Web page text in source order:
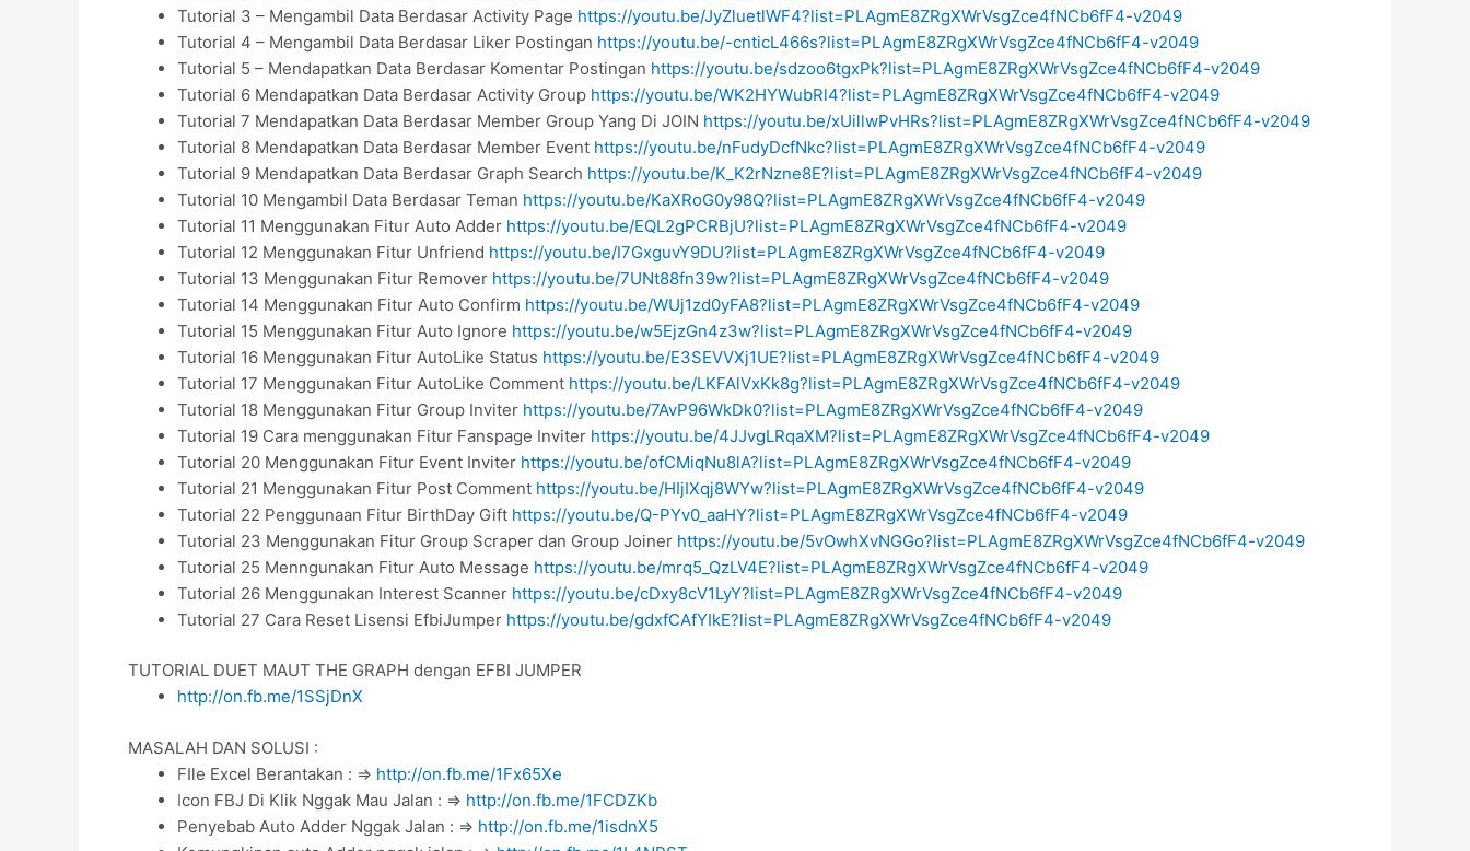
Tutorial 3 – Mengambil Data Berdasar Activity Page https://youtu.be/JyZluetlWF4?list=PLAgmE8ZRgXWrVsgZce4fNCb6fF4-v2049
Tutorial 4 – Mengambil Data Berdasar Liker Postingan https://youtu.be/-cnticL466s?list=PLAgmE8ZRgXWrVsgZce4fNCb6fF4-v2049
Tutorial 5 – Mendapatkan Data Berdasar Komentar Postingan https://youtu.be/sdzoo6tgxPk?list=PLAgmE8ZRgXWrVsgZce4fNCb6fF4-v2049
Tutorial 6 Mendapatkan Data Berdasar Activity Group https://youtu.be/WK2HYWubRl4?list=PLAgmE8ZRgXWrVsgZce4fNCb6fF4-v2049
Tutorial 7 Mendapatkan Data Berdasar Member Group Yang Di JOIN https://youtu.be/xUillwPvHRs?list=PLAgmE8ZRgXWrVsgZce4fNCb6fF4-v2049
Tutorial 8 Mendapatkan Data Berdasar Member Event https://youtu.be/nFudyDcfNkc?list=PLAgmE8ZRgXWrVsgZce4fNCb6fF4-v2049
Tutorial 9 Mendapatkan Data Berdasar Graph Search https://youtu.be/K_K2rNzne8E?list=PLAgmE8ZRgXWrVsgZce4fNCb6fF4-v2049
Tutorial 10 Mengambil Data Berdasar Teman https://youtu.be/KaXRoG0y98Q?list=PLAgmE8ZRgXWrVsgZce4fNCb6fF4-v2049
Tutorial 11 Menggunakan Fitur Auto Adder https://youtu.be/EQL2gPCRBjU?list=PLAgmE8ZRgXWrVsgZce4fNCb6fF4-v2049
Tutorial 12 Menggunakan Fitur Unfriend https://youtu.be/I7GxguvY9DU?list=PLAgmE8ZRgXWrVsgZce4fNCb6fF4-v2049
Tutorial 13 Menggunakan Fitur Remover https://youtu.be/7UNt88fn39w?list=PLAgmE8ZRgXWrVsgZce4fNCb6fF4-v2049
Tutorial 14 Menggunakan Fitur Auto Confirm https://youtu.be/WUj1zd0yFA8?list=PLAgmE8ZRgXWrVsgZce4fNCb6fF4-v2049
Tutorial 15 Menggunakan Fitur Auto Ignore https://youtu.be/w5EjzGn4z3w?list=PLAgmE8ZRgXWrVsgZce4fNCb6fF4-v2049
Tutorial 16 Menggunakan Fitur AutoLike Status https://youtu.be/E3SEVVXj1UE?list=PLAgmE8ZRgXWrVsgZce4fNCb6fF4-v2049
Tutorial 17 Menggunakan Fitur AutoLike Comment https://youtu.be/LKFAlVxKk8g?list=PLAgmE8ZRgXWrVsgZce4fNCb6fF4-v2049
Tutorial 18 Menggunakan Fitur Group Inviter https://youtu.be/7AvP96WkDk0?list=PLAgmE8ZRgXWrVsgZce4fNCb6fF4-v2049
Tutorial 19 Cara menggunakan Fitur Fanspage Inviter https://youtu.be/4JJvgLRqaXM?list=PLAgmE8ZRgXWrVsgZce4fNCb6fF4-v2049
Tutorial 20 Menggunakan Fitur Event Inviter https://youtu.be/ofCMiqNu8lA?list=PLAgmE8ZRgXWrVsgZce4fNCb6fF4-v2049
Tutorial 21 Menggunakan Fitur Post Comment https://youtu.be/HIjIXqj8WYw?list=PLAgmE8ZRgXWrVsgZce4fNCb6fF4-v2049
Tutorial 22 Penggunaan Fitur BirthDay Gift https://youtu.be/Q-PYv0_aaHY?list=PLAgmE8ZRgXWrVsgZce4fNCb6fF4-v2049
Tutorial 23 Menggunakan Fitur Group Scraper dan Group Joiner https://youtu.be/5vOwhXvNGGo?list=PLAgmE8ZRgXWrVsgZce4fNCb6fF4-v2049
Tutorial 25 Menngunakan Fitur Auto Message https://youtu.be/mrq5_QzLV4E?list=PLAgmE8ZRgXWrVsgZce4fNCb6fF4-v2049
Tutorial 26 Menggunakan Interest Scanner https://youtu.be/cDxy8cV1LyY?list=PLAgmE8ZRgXWrVsgZce4fNCb6fF4-v2049
Tutorial 27 Cara Reset Lisensi EfbiJumper https://youtu.be/gdxfCAfYIkE?list=PLAgmE8ZRgXWrVsgZce4fNCb6fF4-v2049
TUTORIAL DUET MAUT THE GRAPH dengan EFBI JUMPER
http://on.fb.me/1SSjDnX
MASALAH DAN SOLUSI :
FIle Excel Berantakan : => http://on.fb.me/1Fx65Xe
Icon FBJ Di Klik Nggak Mau Jalan : => http://on.fb.me/1FCDZKb
Penyebab Auto Adder Nggak Jalan : => http://on.fb.me/1isdnX5